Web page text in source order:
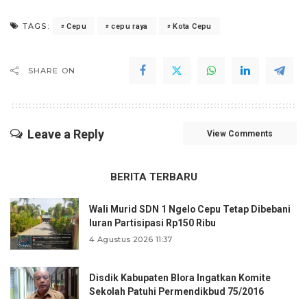
TAGS: Cepu cepu raya Kota Cepu
SHARE ON
Leave a Reply View Comments
BERITA TERBARU
Wali Murid SDN 1 Ngelo Cepu Tetap Dibebani
Iuran Partisipasi Rp150 Ribu
4 Agustus 2026 11:37
Disdik Kabupaten Blora Ingatkan Komite
Sekolah Patuhi Permendikbud 75/2016